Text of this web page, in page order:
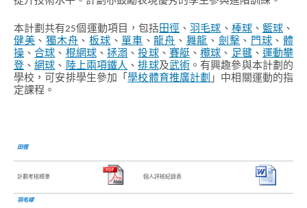
本計劃共有25個運動項目，包括田徑 、羽毛球 、 棒球、 籃球 、
健美 、獨木舟 、板球 、單車 、龍舟 、 舞龍 、 劍擊 、 門球 、 體
操 、合球 、 棍網球、拯溺 、投球、 賽艇 、欖球 、 足毽、 運動攀
登 、網球 、 陸上兩項鐵人 、排球及武術 。有興趣參與本計劃的
學校，可安排學生參加「學校體育推廣計劃 」中相關運動的指
定課程。
田徑
計劃考核標準 個人評核紀錄表
羽毛球